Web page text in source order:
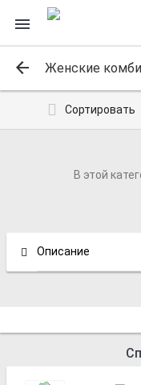
Женские
Сортировать
В этой
Описание